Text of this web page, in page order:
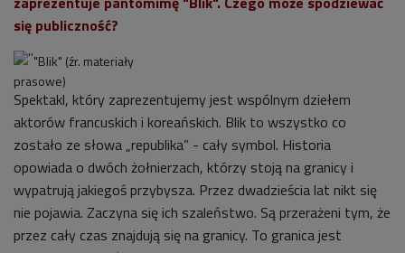
się publiczność?
"Blik" (źr. materiały
prasowe)
Spektakl, który zaprezentujemy jest wspólnym dziełem
aktorów francuskich i koreańskich. Blik to wszystko co
zostało ze słowa „republika” - cały symbol. Historia
opowiada o dwóch żołnierzach, którzy stoją na granicy i
wypatrują jakiegoś przybysza. Przez dwadzieścia lat nikt się
nie pojawia. Zaczyna się ich szaleństwo. Są przerażeni tym, że
przez cały czas znajdują się na granicy. To granica jest